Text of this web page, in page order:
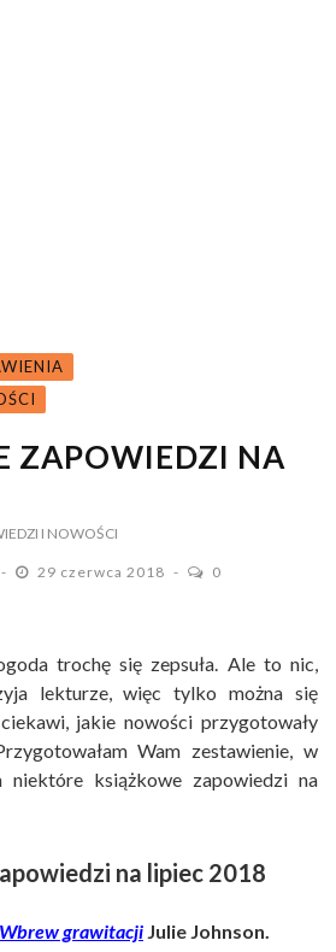
ZAPOWIEDZI NA
I NOWOŚCI
29 czerwca 2018 0
trochę się zepsuła. Ale to nic,
lekturze, więc tylko można się
jakie nowości przygotowały
Wam zestawienie, w
niektóre książkowe zapowiedzi na
na lipiec 2018
Wbrew grawitacji Julie Johnson.